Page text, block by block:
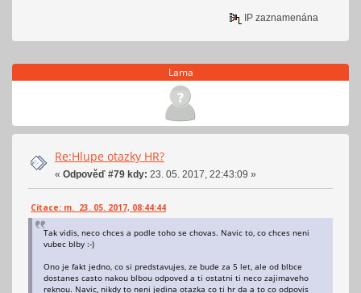
IP zaznamenána
Lama
Re:Hlupe otazky HR?
« Odpověď #79 kdy: 23. 05. 2017, 22:43:09 »
Citace: m. 23. 05. 2017, 08:44:44
Tak vidis, neco chces a podle toho se chovas. Navic to, co chces neni
vubec blby :-)
Ono je fakt jedno, co si predstavujes, ze bude za 5 let, ale od blbce
dostanes casto nakou blbou odpoved a ti ostatni ti neco zajimaveho
reknou. Navic, nikdy to neni jedina otazka co ti hr da a to co odpovis